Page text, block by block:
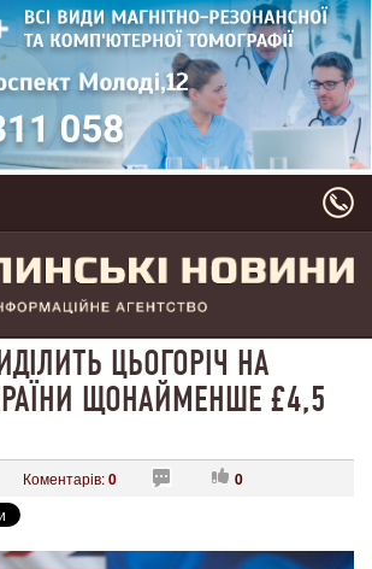
ЦЬОГОРІЧ НА
ЩОНАЙМЕНШЕ £4,5
Коментарів:0 0